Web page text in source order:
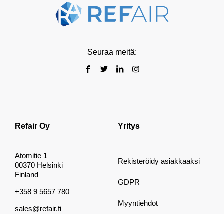
Seuraa meitä:
Refair Oy
Atomitie 1
00370 Helsinki
Finland
+358 9 5657 780
sales@refair.fi
Yritys
Rekisteröidy asiakkaaksi
GDPR
Myyntiehdot